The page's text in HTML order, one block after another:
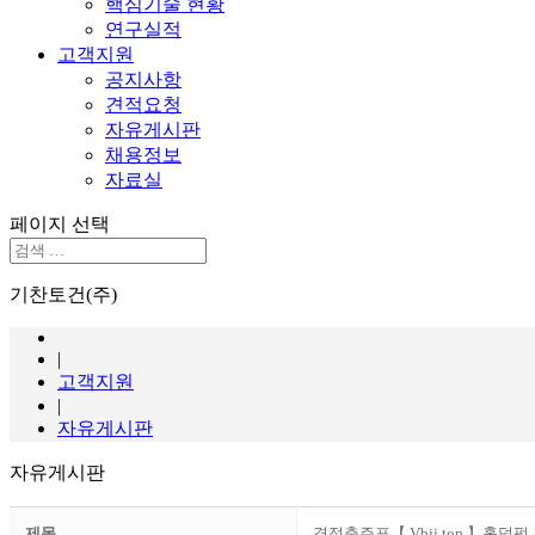
핵심기술 현황
연구실적
고객지원
공지사항
견적요청
자유게시판
채용정보
자료실
페이지 선택
기찬토건(주)
|
고객지원
|
자유게시판
자유게시판